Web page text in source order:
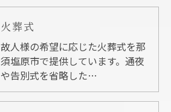
火葬式
故人様の希望に応じた火葬式を那
須塩原市で提供しています。通夜
や告別式を省略した…